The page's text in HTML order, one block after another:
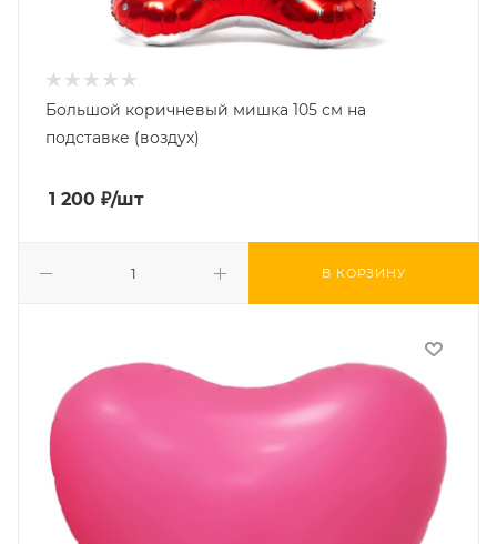
Большой коричневый мишка 105 см на
подставке (воздух)
1 200 ₽/шт
В КОРЗИНУ